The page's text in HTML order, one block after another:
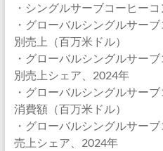
・シングルサーブコーヒー
・グローバルシングルサー
別売上（百万米ドル）
・グローバルシングルサー
別売上シェア、2024年
・グローバルシングルサー
消費額（百万米ドル）
・グローバルシングルサー
売上シェア、2024年